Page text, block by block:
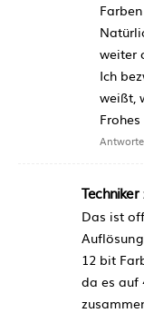
weiter
Ich
weißt,
Techniker
Das ist
12 bit
da es auf